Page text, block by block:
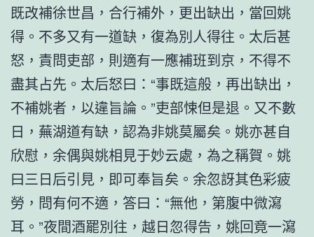
既改補徐世昌，合行補外，更出缺出，當回姚
得。不多又有一道缺，復為別人得往。太后甚
怒，責問吏部，則適有一應補班到京，不得不
盡其占先。太后怒曰：“事既這般，再出缺出，
不補姚者，以違旨論。”吏部悚但是退。又不數
日，蕪湖道有缺，認為非姚莫屬矣。姚亦甚自
欣慰，余偶與姚相見于妙云處，為之稱賀。姚
曰三日后引見，即可奉旨矣。余忽訝其色彩疲
勞，問有何不適，答曰：“無他，第腹中微瀉
耳。”夜間酒罷別往，越日忽得告，姚回竟一瀉